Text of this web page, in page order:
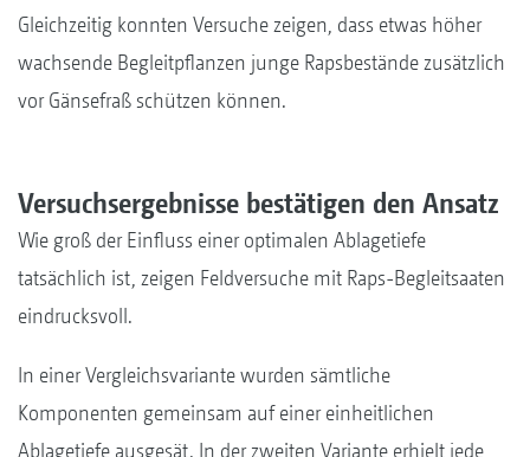
Gleichzeitig konnten Versuche zeigen, dass etwas höher
wachsende Begleitpflanzen junge Rapsbestände zusätzlich
vor Gänsefraß schützen können.
Versuchsergebnisse bestätigen den Ansatz
Wie groß der Einfluss einer optimalen Ablagetiefe
tatsächlich ist, zeigen Feldversuche mit Raps-Begleitsaaten
eindrucksvoll.
In einer Vergleichsvariante wurden sämtliche
Komponenten gemeinsam auf einer einheitlichen
Ablagetiefe ausgesät. In der zweiten Variante erhielt jede